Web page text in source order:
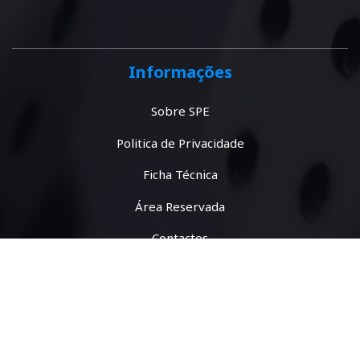
Informações
Sobre SPE
Politica de Privacidade
Ficha Técnica
Área Reservada
Contactos